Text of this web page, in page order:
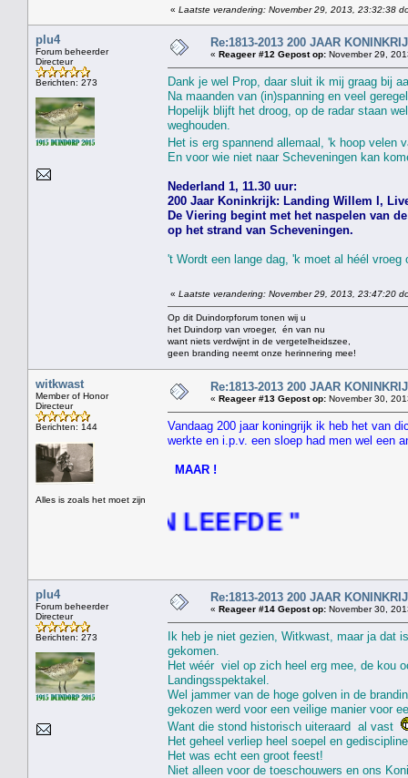
« Laatste verandering: November 29, 2013, 23:32:38
plu4
Forum beheerder
Directeur
Berichten: 273
Re:1813-2013 200 JAAR
« Reageer #12 Gepost op: November 29,
Dank je wel Prop, daar sluit ik mij graag bij
Na maanden van (in)spanning en veel
Hopelijk blijft het droog, op de radar staan
weghouden.
Het is erg spannend allemaal, 'k hoop
En voor wie niet naar Scheveningen kan
Nederland 1, 11.30 uur:
200 Jaar Koninkrijk: Landing Willem I,
De Viering begint met het naspelen van
op het strand van Scheveningen.
't Wordt een lange dag, 'k moet al héél
« Laatste verandering: November 29, 2013, 23:47:20
Op dit Duindorpforum tonen wij u
het Duindorp van vroeger, én van nu
want niets verdwijnt in de vergetelheidszee,
geen branding neemt onze herinnering mee!
witkwast
Member of Honor
Directeur
Berichten: 144
Alles is zoals het moet zijn
Re:1813-2013 200 JAAR
« Reageer #13 Gepost op: November 30,
Vandaag 200 jaar koningrijk ik heb het van
werkte en i.p.v. een sloep had men wel een
MAAR !
LEEFDE "
plu4
Forum beheerder
Directeur
Berichten: 273
Re:1813-2013 200 JAAR
« Reageer #14 Gepost op: November 30,
Ik heb je niet gezien, Witkwast, maar ja dat
gekomen.
Het wéér viel op zich heel erg mee, de kou
Landingsspektakel.
Wel jammer van de hoge golven in de
gekozen werd voor een veilige manier voor
Want die stond historisch uiteraard al vast
Het geheel verliep heel soepel en
Het was echt een groot feest!
Niet alleen voor de toeschouwers en ons